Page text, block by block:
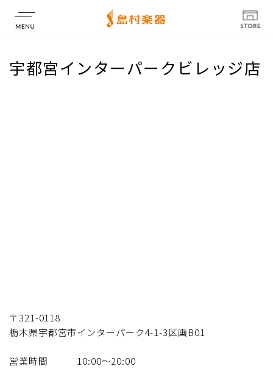
店舗情報
宇都宮インターパークビレッジ店
〒321-0118
栃木県宇都宮市インターパーク4-1-3区画B01
営業時間 10:00〜20:00